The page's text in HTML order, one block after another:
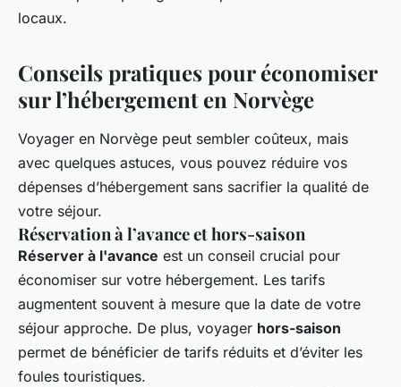
locaux.
Conseils pratiques pour économiser
sur l’hébergement en Norvège
Voyager en Norvège peut sembler coûteux, mais
avec quelques astuces, vous pouvez réduire vos
dépenses d’hébergement sans sacrifier la qualité de
votre séjour.
Réservation à l’avance et hors-saison
Réserver à l'avance est un conseil crucial pour
économiser sur votre hébergement. Les tarifs
augmentent souvent à mesure que la date de votre
séjour approche. De plus, voyager hors-saison
permet de bénéficier de tarifs réduits et d’éviter les
foules touristiques.